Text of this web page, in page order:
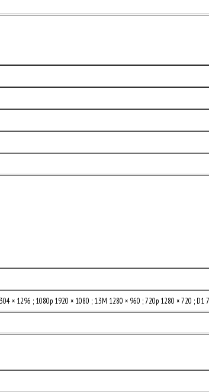
× 1296 ; 1080p 1920 × 1080 ; 1.3M 1280 × 960 ; 720p 1280 × 720 ; D1